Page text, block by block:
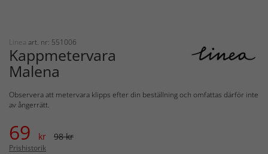
Linea art. nr: 551006
Kappmetervara
Malena
Observera att metervara klipps efter din beställning och omfattas därför inte
av ångerrätt.
69 kr 98 kr
Prishistorik